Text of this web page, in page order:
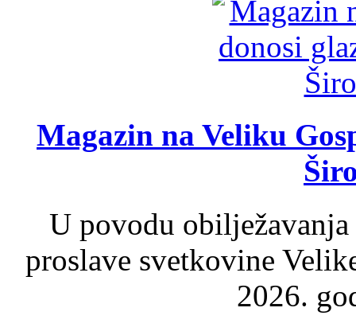
Magazin na Veliku
U povodu
proslave svetkovine
2026.